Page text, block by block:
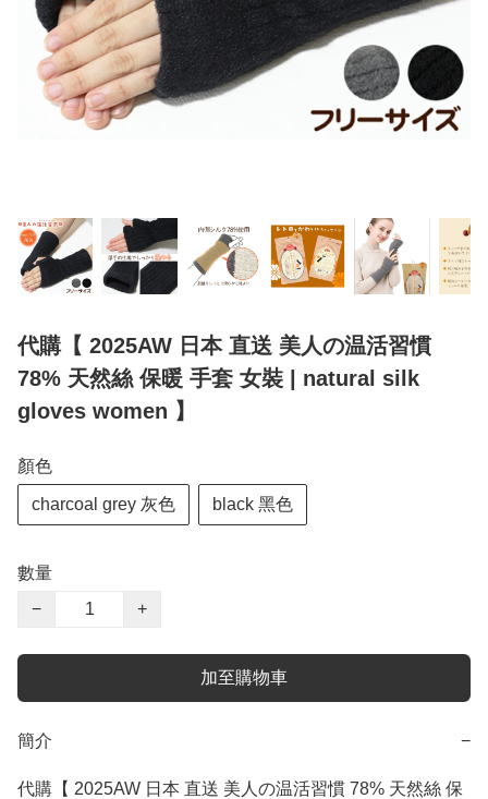
代購【 2025AW 日本 直送 美人の温活習慣
78% 天然絲 保暖 手套 女裝 | natural silk
gloves women 】
顏色
charcoal grey 灰色 black 黑色
數量
−
+
加至購物車
簡介 −
代購【 2025AW 日本 直送 美人の温活習慣 78% 天然絲 保